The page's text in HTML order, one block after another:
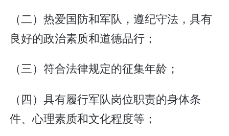
（二）热爱国防和军队，遵纪守法，具有
良好的政治素质和道德品行；
（三）符合法律规定的征集年龄；
（四）具有履行军队岗位职责的身体条
件、心理素质和文化程度等；